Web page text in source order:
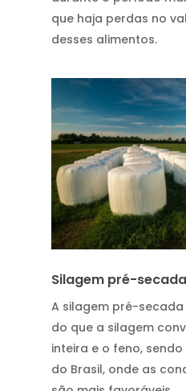
que haja perdas no
desses alimentos.
Silagem pré-secada
A silagem pré-
do que a silagem
inteira e o feno,
do Brasil, onde as